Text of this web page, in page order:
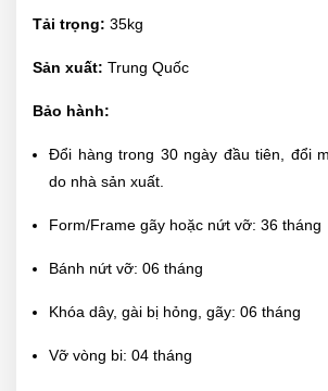
Tải trọng: 35kg
Sản xuất: Trung Quốc
Bảo hành:
Đổi hàng trong 30 ngày đầu tiên, đổi
do nhà sản xuất.
Form/Frame gãy hoặc nứt vỡ: 36 tháng
Bánh nứt vỡ: 06 tháng
Khóa dây, gài bị hỏng, gãy: 06 tháng
Vỡ vòng bi: 04 tháng